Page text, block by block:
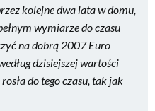
kolejne dwa lata w domu,
wymiarze do czasu
na dobrą 2007 Euro
dzisiejszej wartości
do tego czasu, tak jak